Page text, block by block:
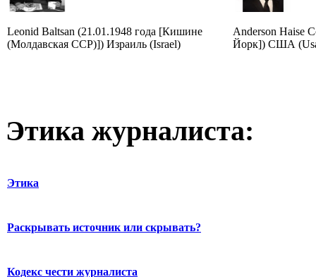
Leonid Baltsan (21.01.1948 года [Кишине
(Молдавская ССР)]) Израиль (Israel)
Anderson Haise
Йорк]) США
Этика журналиста:
Этика
Раскрывать источник или скрывать?
Кодекс чести журналиста